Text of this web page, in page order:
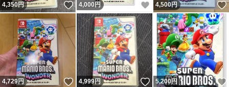
4,350円 いいね！
4,000円 いいね！
4,500円
4,729円 いいね！
4,999円 いいね！
5,200 円